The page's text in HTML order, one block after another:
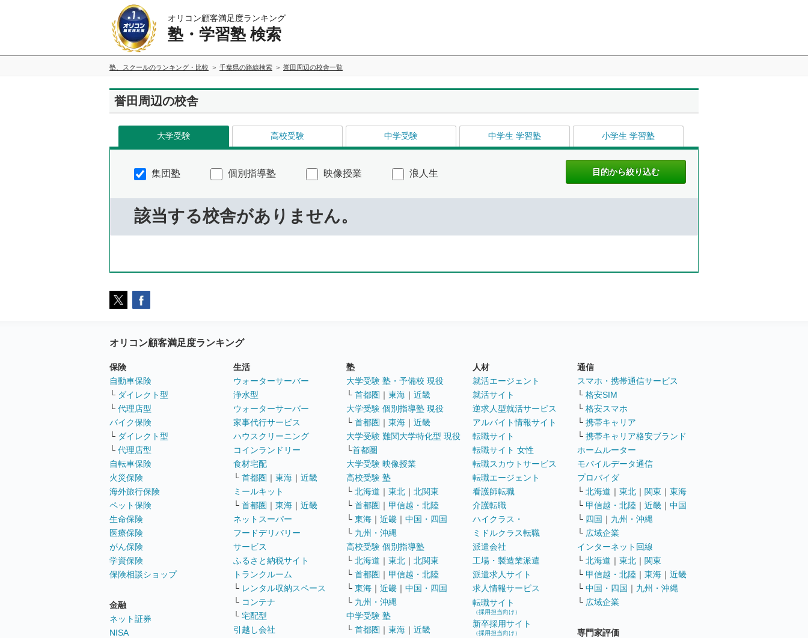
オリコン顧客満足度ランキング
塾・学習塾 検索
塾、スクールのランキング・比較 千葉県の路線検索 誉田周辺の校舎一覧
誉田周辺の校舎
大学受験 高校受験 中学受験 中学生 学習塾 小学生 学習塾
集団塾 個別指導塾 映像授業 浪人生
該当する校舎がありません。
オリコン顧客満足度ランキング
保険
自動車保険
└ ダイレクト型
└ 代理店型
バイク保険
└ ダイレクト型
└ 代理店型
自転車保険
火災保険
海外旅行保険
ペット保険
生命保険
医療保険
がん保険
学資保険
保険相談ショップ
金融
ネット証券
NISA
生活
ウォーターサーバー
浄水型
ウォーターサーバー
家事代行サービス
ハウスクリーニング
コインランドリー
食材宅配
└ 首都圏 ｜ 東海 ｜ 近畿
ミールキット
└ 首都圏 ｜ 東海 ｜ 近畿
ネットスーパー
フードデリバリー
サービス
ふるさと納税サイト
トランクルーム
└ レンタル収納スペース
└ コンテナ
└ 宅配型
引越し会社
塾
大学受験 塾・予備校 現役
└ 首都圏 ｜ 東海 ｜ 近畿
大学受験 個別指導塾 現役
└ 首都圏 ｜ 東海 ｜ 近畿
大学受験 難関大学特化型 現役
└首都圏
大学受験 映像授業
高校受験 塾
└ 北海道 ｜ 東北 ｜ 北関東
└ 首都圏 ｜ 甲信越・北陸
└ 東海 ｜ 近畿 ｜ 中国・四国
└ 九州・沖縄
高校受験 個別指導塾
└ 北海道 ｜ 東北 ｜ 北関東
└ 首都圏 ｜ 甲信越・北陸
└ 東海 ｜ 近畿 ｜ 中国・四国
└ 九州・沖縄
中学受験 塾
└ 首都圏 ｜ 東海 ｜ 近畿
人材
就活エージェント
就活サイト
逆求人型就活サービス
アルバイト情報サイト
転職サイト
転職サイト 女性
転職スカウトサービス
転職エージェント
看護師転職
介護転職
ハイクラス・
ミドルクラス転職
派遣会社
工場・製造業派遣
派遣求人サイト
求人情報サービス
転職サイト
（採用担当向け）
新卒採用サイト
（採用担当向け）
通信
スマホ・携帯通信サービス
└ 格安SIM
└ 格安スマホ
└ 携帯キャリア
└ 携帯キャリア格安ブランド
ホームルーター
モバイルデータ通信
プロバイダ
└ 北海道 ｜ 東北 ｜ 関東 ｜ 東海
└ 甲信越・北陸 ｜ 近畿 ｜ 中国
└ 四国 ｜ 九州・沖縄
└ 広域企業
インターネット回線
└ 北海道 ｜ 東北 ｜ 関東
└ 甲信越・北陸 ｜ 東海 ｜ 近畿
└ 中国・四国 ｜ 九州・沖縄
└ 広域企業
専門家評価